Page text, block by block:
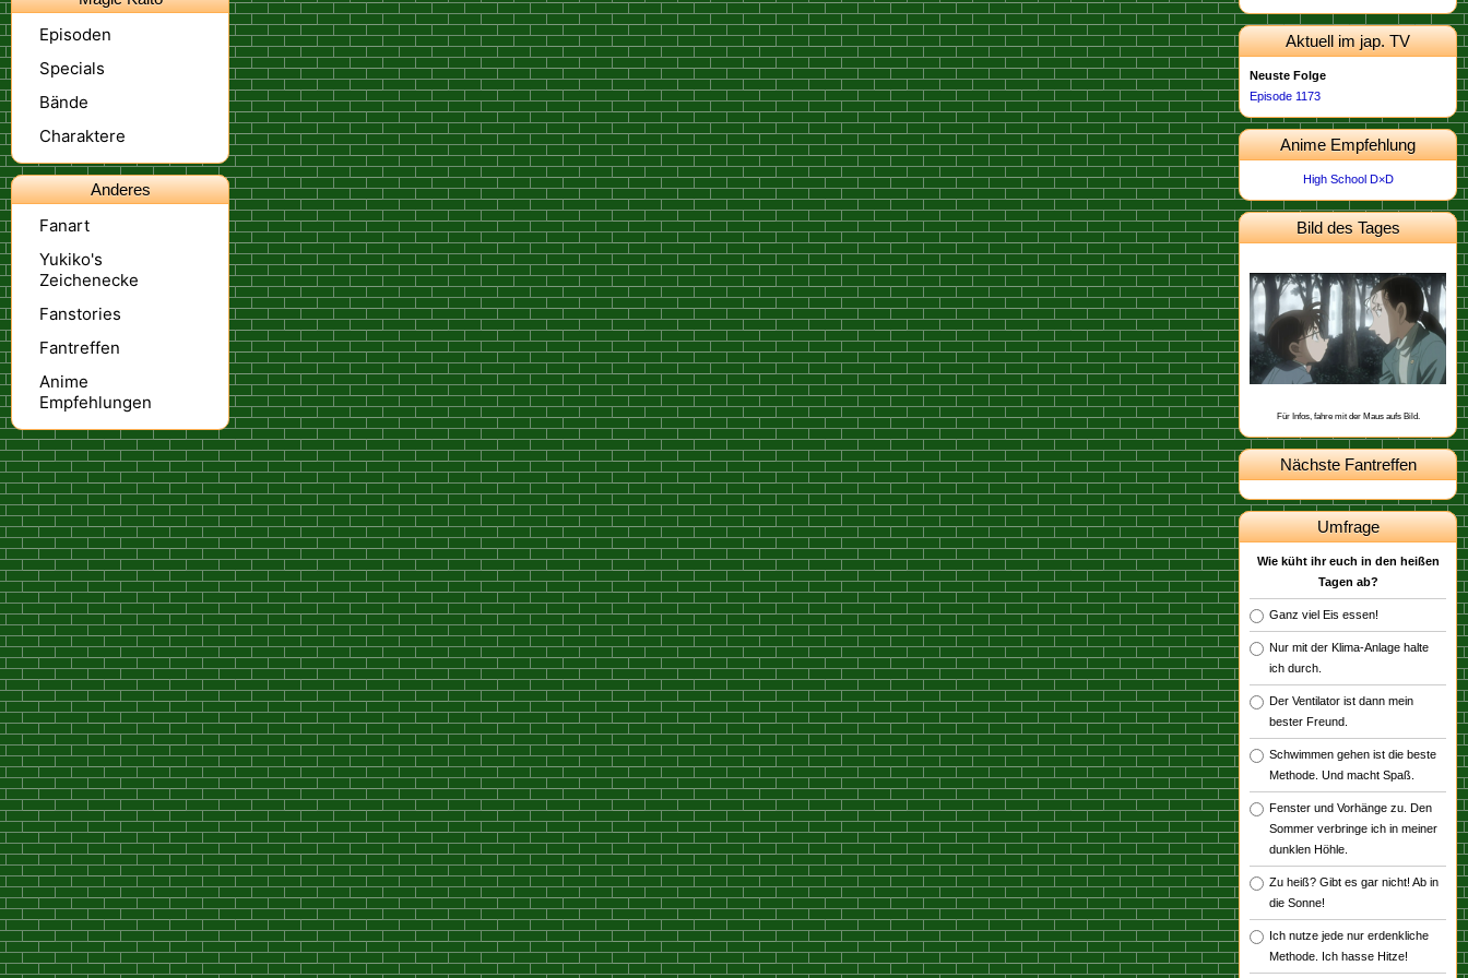
Episoden
Specials
Bände
Charaktere
Anderes
Fanart
Yukiko's
Zeichenecke
Fanstories
Fantreffen
Anime
Empfehlungen
Aktuell im jap. TV
Neuste Folge
Episode 1173
Anime Empfehlung
High School D×D
Bild des Tages
Dieses Bild stammt von der
Episode 462
.
Schon gewusst, dass Yukiko Kudo mit
Sharon Vineyard und Toichi Kuroba
befreundet ist?
Für Infos, fahre mit der Maus aufs Bild.
Nächste Fantreffen
Umfrage
Wie küht ihr euch in den heißen
Tagen ab?
Ganz viel Eis essen!
Nur mit der Klima-Anlage halte
ich durch.
Der Ventilator ist dann mein
bester Freund.
Schwimmen gehen ist die beste
Methode. Und macht Spaß.
Fenster und Vorhänge zu. Den
Sommer verbringe ich in meiner
dunklen Höhle.
Zu heiß? Gibt es gar nicht! Ab in
die Sonne!
Ich nutze jede nur erdenkliche
Methode. Ich hasse Hitze!